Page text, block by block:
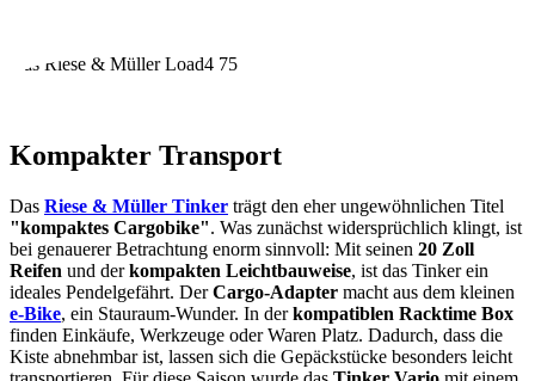
Das Riese & Müller Load4 75
Kompakter Transport
Das Riese & Müller Tinker trägt den eher ungewöhnlichen Titel
"kompaktes Cargobike". Was zunächst widersprüchlich klingt, ist
bei genauerer Betrachtung enorm sinnvoll: Mit seinen 20 Zoll
Reifen und derkompakten Leichtbauweise, ist das Tinker ein
ideales Pendelgefährt. DerCargo-Adapter macht aus dem kleinen
e-Bike, ein Stauraum-Wunder. In derkompatiblen Racktime Box
finden Einkäufe, Werkzeuge oder Waren Platz. Dadurch, dass die
Kiste abnehmbar ist, lassen sich die Gepäckstücke besonders leicht